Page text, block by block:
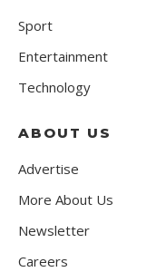
Sport
Entertainment
Technology
ABOUT US
Advertise
More About Us
Newsletter
Careers